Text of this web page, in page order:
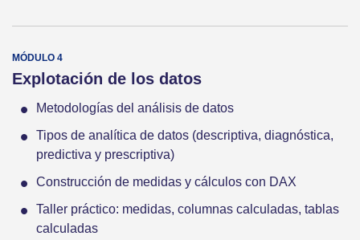
Explotación de los datos
Metodologías del análisis de datos
Tipos de analítica de datos (descriptiva, diagnóstica,
predictiva y prescriptiva)
Construcción de medidas y cálculos con DAX
Taller práctico: medidas, columnas calculadas, tablas
calculadas